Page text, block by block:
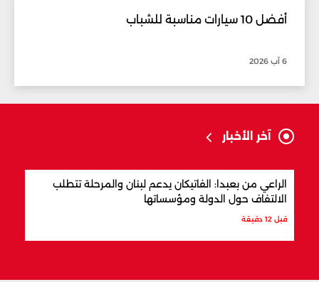
أفضل 10 سيارات مناسبة للشباب
6 آب 2026
آخر الأخبار
الراعي من بعبدا: الفاتيكان يدعم لبنان والمرحلة تتطلب
الالتفاف حول الدولة ومؤسساتها
قبل 12 دقيقة